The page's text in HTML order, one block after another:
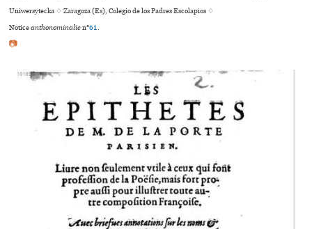
Uniwersytecka ♢ Zaragoza (Es), Colegio de los Padres Escolapios ♢
Noticeanthonominalien°61.
📷